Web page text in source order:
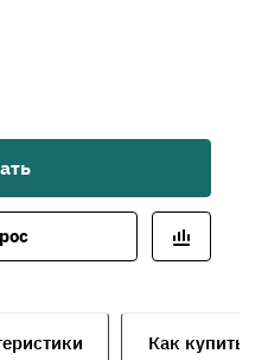
Как купить